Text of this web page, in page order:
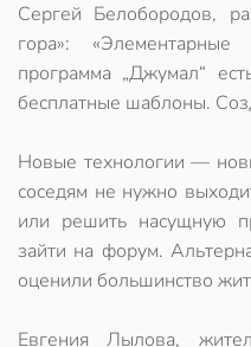
Сергей Белобородов,
гора»: «Элементарные
программа „Джумал“
бесплатные шаблоны.
Новые технологии —
соседям не нужно
или решить насущную
зайти на форум.
оценили большинство
Евгения Лылова,